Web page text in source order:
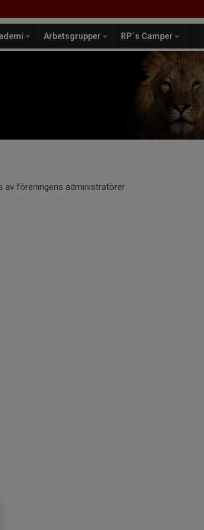
Arbetsgrupper RP´s Camper
av föreningens administratörer.